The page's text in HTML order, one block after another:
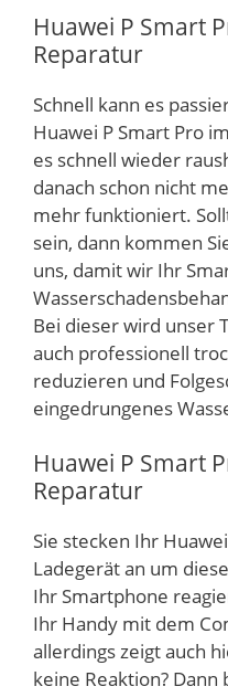
Huawei P Smart
Reparatur
Schnell kann es
Huawei P Smart Pro
es schnell wieder
danach schon nicht
mehr funktioniert.
sein, dann kommen
uns, damit wir Ihr
Bei dieser wird unser
auch professionell
reduzieren und
eingedrungenes
Huawei P Smart
Reparatur
Sie stecken Ihr
Ladegerät an um
Ihr Smartphone
Ihr Handy mit dem
allerdings zeigt auch
keine Reaktion? Dann